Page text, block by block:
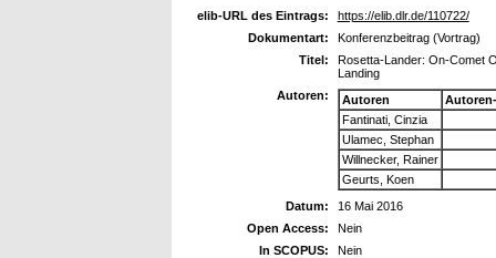
elib-URL des Eintrags:
https://elib.dlr.de/110722/
Dokumentart:
Konferenzbeitrag (Vortrag)
Titel:
Rosetta-Lander: On-Comet
Landing
Autoren:
Autoren
Fantinati, Cinzia
Ulamec, Stephan
Willnecker, Rainer
Geurts, Koen
Datum:
16 Mai 2016
Open Access:
Nein
In SCOPUS:
Nein